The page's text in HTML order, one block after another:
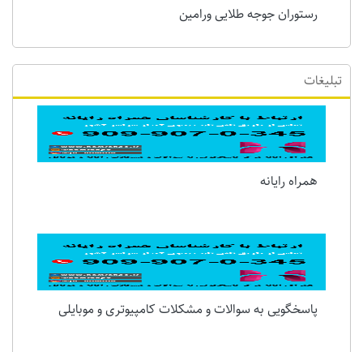
رستوران جوجه طلایی ورامین
تبلیغات
همراه رایانه
پاسخگویی به سوالات و مشکلات کامپیوتری و موبایلی